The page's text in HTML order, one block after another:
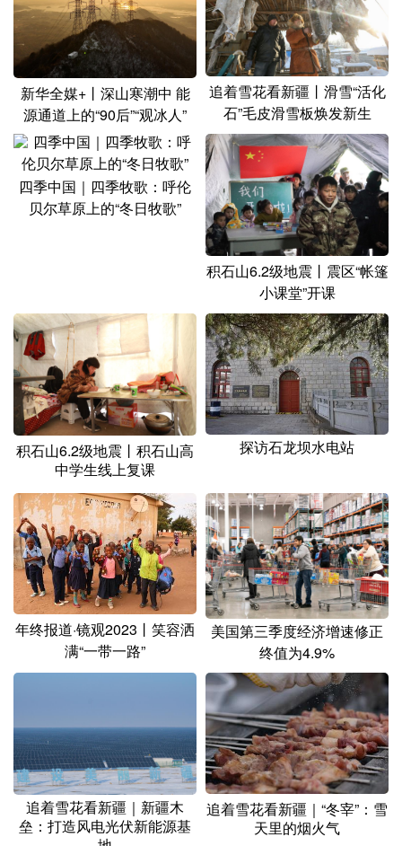
浙江 安徽 福建 江西
山东 湖北 湖南
广东 广西 海南
四川 贵州 云南 西藏
陕西 甘肃 青海 宁夏
新疆 内蒙古 黑龙江
Français عربى
Русский язык 日本語 한국어
Deutsch Português
新华全媒+丨深山寒潮中 能
源通道上的“90后”“观冰人”
追着雪花看新疆丨滑雪“活化
石”毛皮滑雪板焕发新生
四季中国｜四季牧歌：呼伦
贝尔草原上的“冬日牧歌”
积石山6.2级地震丨震区“帐篷
小课堂”开课
积石山6.2级地震丨积石山高
中学生线上复课
探访石龙坝水电站
年终报道·镜观2023丨笑容洒
满“一带一路”
美国第三季度经济增速修正
终值为4.9%
追着雪花看新疆｜新疆木
垒：打造风电光伏新能源基
追着雪花看新疆｜“冬宰”：雪
天里的烟火气